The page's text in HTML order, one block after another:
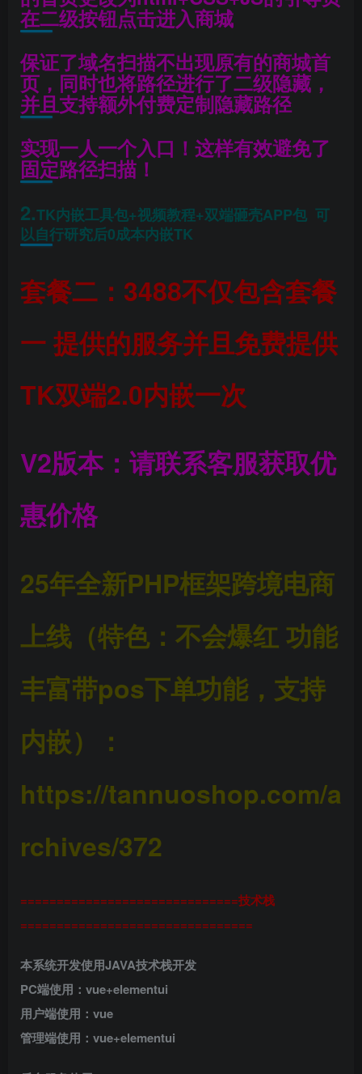
在二级按钮点击进入商城
保证了域名扫描不出现原有的商城首
页，同时也将路径进行了二级隐藏，
并且支持额外付费定制隐藏路径
实现一人一个入口！这样有效避免了
固定路径扫描！
2.TK内嵌工具包+视频教程+双端砸壳APP包 可
以自行研究后0成本内嵌TK
套餐二：3488不仅包含套餐
一 提供的服务并且免费提供
TK双端2.0内嵌一次
V2版本：请联系客服获取优
惠价格
25年全新PHP框架跨境电商
上线（特色：不会爆红 功能
丰富带pos下单功能，支持
内嵌）：
https://tannuoshop.com/a
rchives/372
==============================技术栈
================================
本系统开发使用JAVA技术栈开发
PC端使用：vue+elementui
用户端使用：vue
管理端使用：vue+elementui